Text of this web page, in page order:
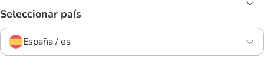
Seleccionar país
España / es